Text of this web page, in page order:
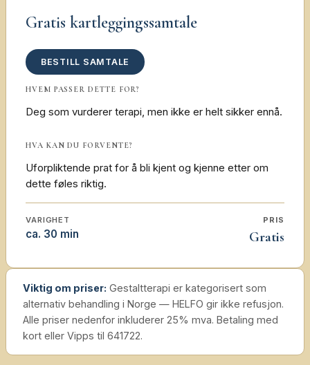
Gratis kartleggingssamtale
BESTILL SAMTALE
HVEM PASSER DETTE FOR?
Deg som vurderer terapi, men ikke er helt sikker ennå.
HVA KAN DU FORVENTE?
Uforpliktende prat for å bli kjent og kjenne etter om
dette føles riktig.
VARIGHET
ca. 30 min
PRIS
Gratis
Viktig om priser: Gestaltterapi er kategorisert som
alternativ behandling i Norge — HELFO gir ikke refusjon.
Alle priser nedenfor inkluderer 25% mva. Betaling med
kort eller Vipps til 641722.